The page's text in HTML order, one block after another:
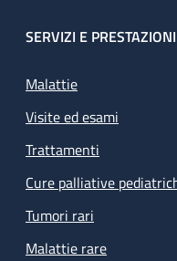
SERVIZI E PRESTAZIONI
Malattie
Visite ed esami
Trattamenti
Cure palliative
Tumori rari
Malattie rare